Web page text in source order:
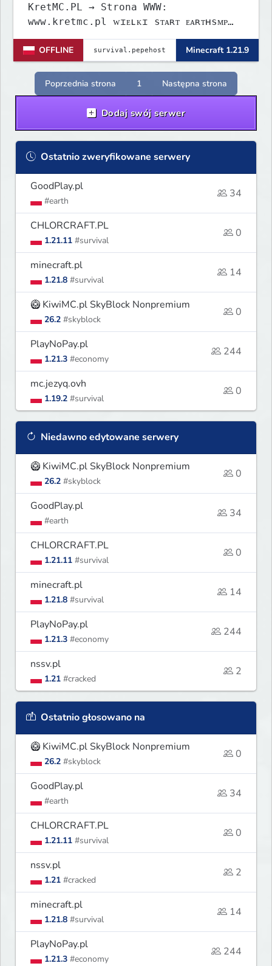
KretMC.PL → Strona WWW:
www.kretmc.pl ᴡɪᴇʟᴋɪ sᴛᴀʀᴛ ᴇᴀʀᴛʜsᴍᴘ
ᴊᴜż 21 sɪᴇʀᴘɴɪᴀ 18:00
OFFLINE
Minecraft 1.21.9
Poprzednia strona 1 Następna strona
Dodaj swój serwer
Ostatnio zweryfikowane serwery
GoodPlay.pl
#earth
34
CHLORCRAFT.PL
1.21.11 #survival
0
minecraft.pl
1.21.8 #survival
14
🥝 KiwiMC.pl SkyBlock Nonpremium
26.2 #skyblock
0
PlayNoPay.pl
1.21.3 #economy
244
mc.jezyq.ovh
1.19.2 #survival
0
Niedawno edytowane serwery
🥝 KiwiMC.pl SkyBlock Nonpremium
26.2 #skyblock
0
GoodPlay.pl
#earth
34
CHLORCRAFT.PL
1.21.11 #survival
0
minecraft.pl
1.21.8 #survival
14
PlayNoPay.pl
1.21.3 #economy
244
nssv.pl
1.21 #cracked
2
Ostatnio głosowano na
🥝 KiwiMC.pl SkyBlock Nonpremium
26.2 #skyblock
0
GoodPlay.pl
#earth
34
CHLORCRAFT.PL
1.21.11 #survival
0
nssv.pl
1.21 #cracked
2
minecraft.pl
1.21.8 #survival
14
PlayNoPay.pl
1.21.3 #economy
244